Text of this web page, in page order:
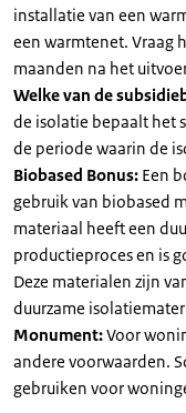
installatie van een
een warmtenet. Vraag
maanden na het
Welke van de
de isolatie bepaalt het
de periode waarin de
Biobased Bonus: Een
gebruik van biobased
materiaal heeft een
productieproces en is
Deze materialen zijn
duurzame
Monument:Voor
andere voorwaarden.
gebruiken voor